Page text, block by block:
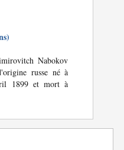
Nabokov
russe né à
1899 et mort à